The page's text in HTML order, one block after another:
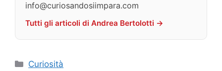
info@curiosandosiimpara.com
Tutti gli articoli di Andrea Bertolotti →
Categorie
Curiosità